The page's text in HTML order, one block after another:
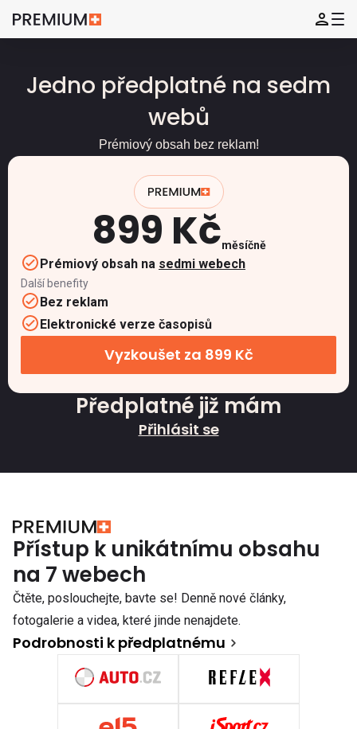
Jedno předplatné na sedm
webů
Prémiový obsah bez reklam!
899 Kčměsíčně
Prémiový obsah na sedmi webech
Další benefity
Bez reklam
Elektronické verze časopisů
Vyzkoušet za 899 Kč
Předplatné již mám
Přihlásit se
Přístup k unikátnímu obsahu
na 7 webech
Čtěte, poslouchejte, bavte se! Denně nové články,
fotogalerie a videa, které jinde nenajdete.
Podrobnosti k předplatnému